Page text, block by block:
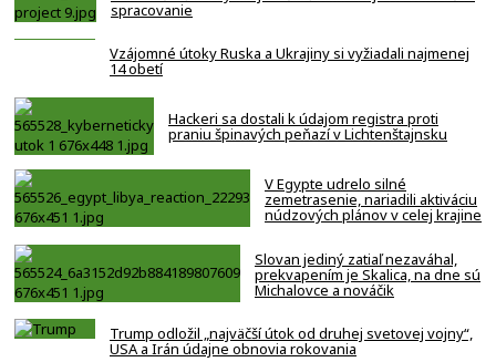
spracovanie
Vzájomné útoky Ruska a Ukrajiny si vyžiadali najmenej
14 obetí
Hackeri sa dostali k údajom registra proti
praniu špinavých peňazí v Lichtenštajnsku
V Egypte udrelo silné
zemetrasenie, nariadili aktiváciu
núdzových plánov v celej krajine
Slovan jediný zatiaľ nezaváhal,
prekvapením je Skalica, na dne sú
Michalovce a nováčik
Trump odložil „najväčší útok od druhej svetovej vojny“,
USA a Irán údajne obnovia rokovania